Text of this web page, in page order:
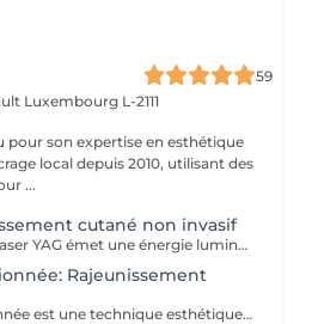
59
Luxembourg L-2111
pour son expertise en esthétique
local depuis 2010, utilisant des
...
cutané non invasif
Comment ça marche Le laser YAG émet une énergie lumineuse concentrée qui chauffe les couches profondes de la peau, stimulant ainsi la production de collagène. Cela aide à raffermir la peau et à améliorer sa texture et sa fermeté. Longueur d'onde : Fonctionne à une longueur d'onde de 1064 nm Avantages Non invasif: Pas de chirurgie ni d'incisions nécessaires. Temps de récupération minimal: La plupart des gens peuvent reprendre leurs activités normales immédiatement. Efficace: Réduit l'apparence des rides, des ridules et du relâchement cutané. Sûr: Généralement considéré comme sûr avec un faible risque de complications. Détails de la procédure Préparation: Évitez l'exposition au soleil avant le traitement. Pendant la procédure: La zone à traiter est nettoyée. Le laser YAG est passé sur la peau, délivrant de l'énergie de manière contrôlée. Après le traitement: Quelques rougeurs ou gonflements peuvent survenir, mais ils disparaissent généralement en quelques jours. Récupération Soins immédiats: Évitez l'exposition directe au soleil et utilisez un écran solaire pendant quelques semaines. Résultats à long terme: Les résultats complets peuvent prendre plusieurs mois car la production de collagène continue.
Rajeunissement
La radiofréquence fractionnée est une technique esthétique qui utilise des ondes électromagnétiques pour chauffer les couches profondes de la peau. Cela stimule la production de collagène et raffermit la peau, améliorant ainsi sa texture et réduisant les signes de vieillissement. Avantages : -Raffermissement de la peau. -Réduction des rides et des cicatrices. -Amélioration de la texture de la peau. Adaptabilité : -La radiofréquence fractionnée est adaptée pour tous les types de peaux Complément de Soin: - Pour optimiser les résultats du soin et limiter l'éviction sociale, une séance de luminothérapie est incluse. Celle-ci aide à réduire les inflammations, stimuler la production de collagène et améliorer la cicatrisation de la peau. Contre-indications : -Déconseillé aux femmes enceintes ou allaitantes. Lors de la première séance, nous établirons ensemble vos objectifs et déterminerons le type de soin le plus adapté à votre peau. Pour toute question, contactez-nous ou réservez un rendez-vous conseil gratuit.